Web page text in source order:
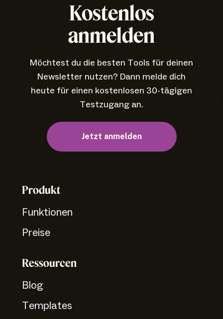
Kostenlos
anmelden
Möchtest du die besten Tools für deinen
Newsletter nutzen? Dann melde dich
heute für einen kostenlosen 30-tägigen
Testzugang an.
Jetzt anmelden
Produkt
Funktionen
Preise
Ressourcen
Blog
Templates